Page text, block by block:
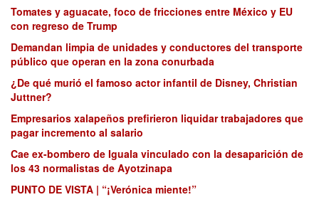
Tomates y aguacate, foco de fricciones entre México y EU
con regreso de Trump
Demandan limpia de unidades y conductores del transporte
público que operan en la zona conurbada
¿De qué murió el famoso actor infantil de Disney, Christian
Juttner?
Empresarios xalapeños prefirieron liquidar trabajadores que
pagar incremento al salario
Cae ex-bombero de Iguala vinculado con la desaparición de
los 43 normalistas de Ayotzinapa
PUNTO DE VISTA | “¡Verónica miente!”